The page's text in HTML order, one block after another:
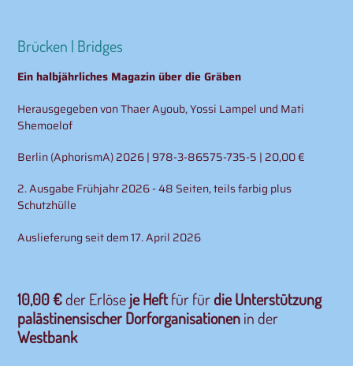
Brücken | Bridges
Ein halbjährliches Magazin über die Gräben
Herausgegeben von Thaer Ayoub, Yossi Lampel und Mati
Shemoelof
Berlin (AphorismA) 2026 | 978-3-86575-735-5 | 20,00 €
2. Ausgabe Frühjahr 2026 - 48 Seiten, teils farbig plus
Schutzhülle
Auslieferung seit dem 17. April 2026
10,00 €der Erlöseje Heftfür fürdie Unterstützung
palästinensischer Dorforganisationenin der
Westbank